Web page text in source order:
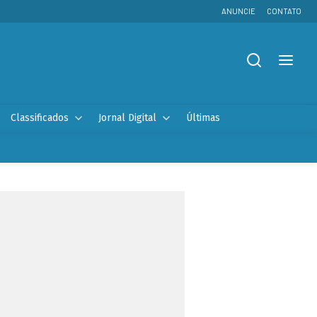
ANUNCIE CONTATO
Classificados Jornal Digital Últimas